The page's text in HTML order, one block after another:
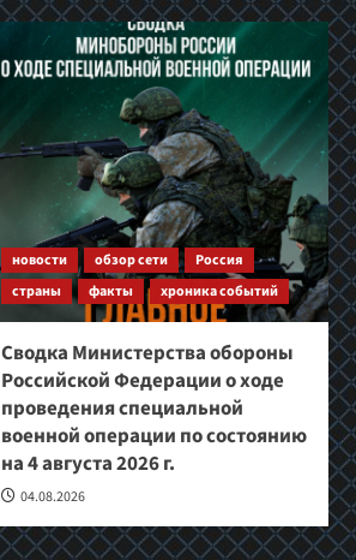
новости обзор сети
Россия
страны
факты хроника событий
Сводка Министерства обороны
Российской Федерации о ходе
проведения специальной
военной операции по состоянию
на 4 августа 2026 г.
04.08.2026